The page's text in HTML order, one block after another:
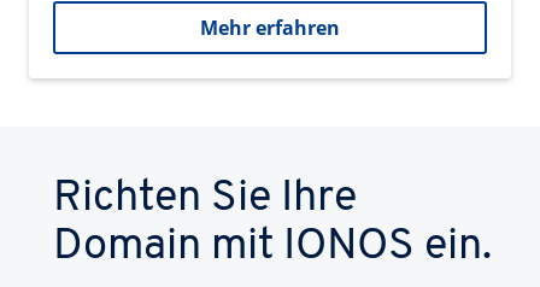
Mehr erfahren
Richten Sie Ihre
Domain mit IONOS ein.